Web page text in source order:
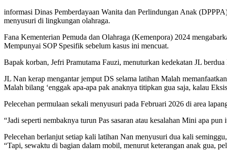
informasi Dinas Pemberdayaan Wanita dan Perlindungan Anak
menyusuri di lingkungan olahraga.
Fana Kementerian Pemuda dan Olahraga (Kemenpora) 2024
Mempunyai SOP Spesifik sebelum kasus ini mencuat.
Bapak korban, Jefri Pramutama Fauzi, menuturkan kedekatan JL
JL Nan kerap mengantar jemput DS selama latihan Malah
Malah bilang ‘enggak apa-apa pak anaknya titipkan gua saja, kalau
Pelecehan permulaan sekali menyusuri pada Februari 2026 di area
“Jadi seperti nembaknya turun Pas sasaran atau kesalahan Mini apa
Pelecehan berlanjut setiap kali latihan Nan menyusuri dua kali
“Tapi, sewaktu di bagian dalam mobil, menurut keterangan anak gua,